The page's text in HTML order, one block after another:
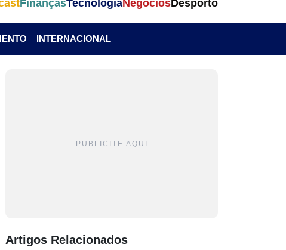
FinançasTecnologiaNegóciosDesporto
INTERNACIONAL
PUBLICITE AQUI
Artigos Relacionados